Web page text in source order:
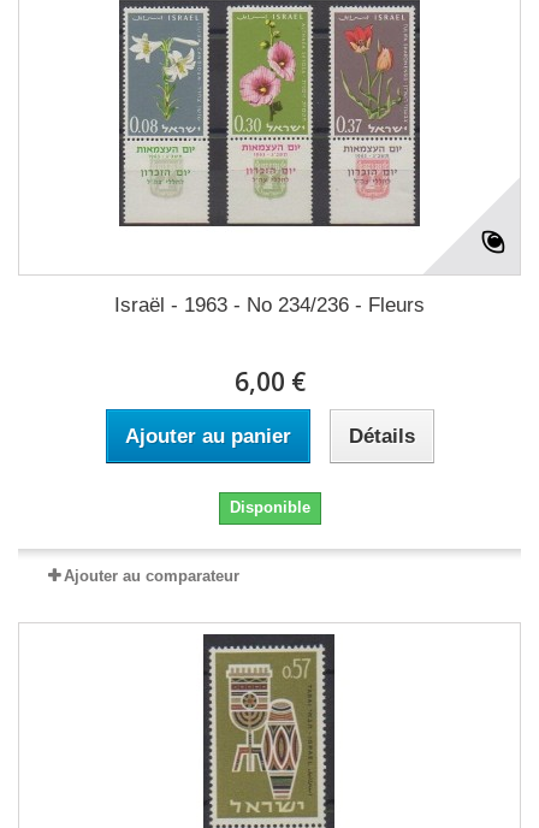
Israël - 1963 - No 234/236 - Fleurs
6,00 €
Ajouter au panier Détails
Disponible
Ajouter au comparateur